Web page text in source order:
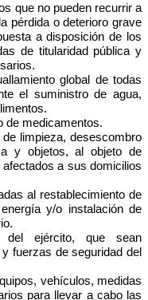
que no pueden recurrir a
pérdida o deterioro grave
a disposición de los
de titularidad pública y
global de todas
el suministro de agua,
de medicamentos.
limpieza, desescombro
y objetos, al objeto de
a sus domicilios
al restablecimiento de
y/o instalación de
del ejército, que sean
fuerzas de seguridad del
vehículos, medidas
para llevar a cabo las